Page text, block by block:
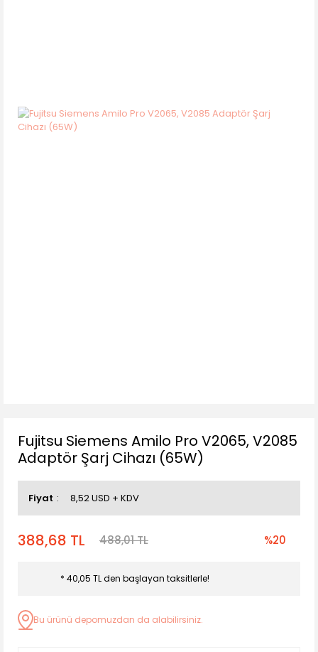
Fujitsu Siemens Amilo Pro V2065, V2085
Adaptör Şarj Cihazı (65W)
Fiyat 8,52 USD + KDV
388,68 TL 488,01 TL %20
* 40,05 TL den başlayan taksitlerle!
Bu ürünü depomuzdan da alabilirsiniz.